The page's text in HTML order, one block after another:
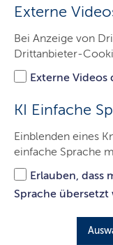
Externe
Bei Anzeige von
Drittanbieter-
Externe
KI Einfache
Einblenden eines
einfache Sprache
Erlauben, dass
Sprache übersetzt
Veranstaltungen
Service
Podcast
Schleswig-
In unserer
sprechen wir mit